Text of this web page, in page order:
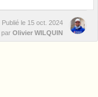
Publié le 15 oct. 2024
par Olivier WILQUIN